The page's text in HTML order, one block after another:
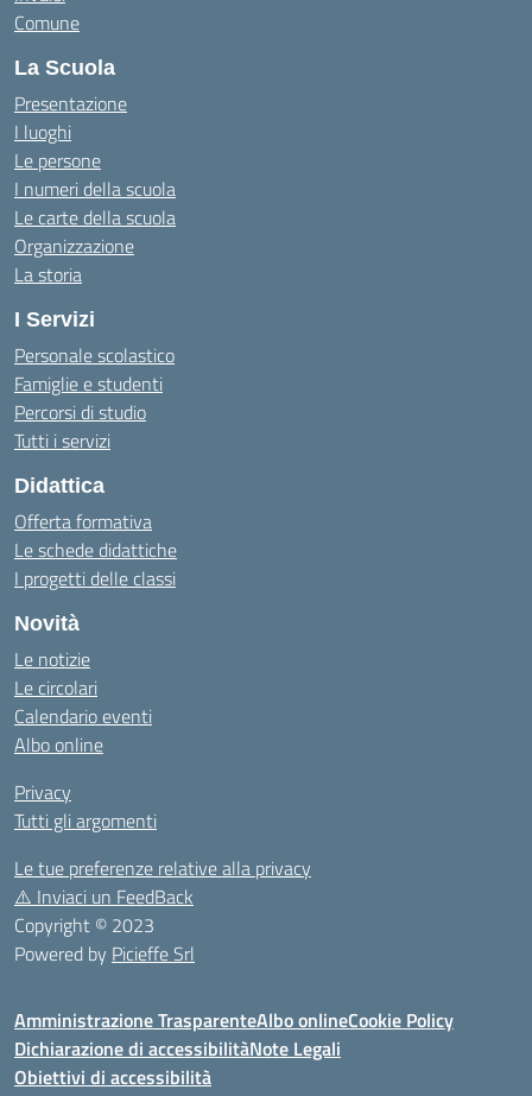
Comune
La Scuola
Presentazione
I luoghi
Le persone
I numeri della scuola
Le carte della scuola
Organizzazione
La storia
I Servizi
Personale scolastico
Famiglie e studenti
Percorsi di studio
Tutti i servizi
Didattica
Offerta formativa
Le schede didattiche
I progetti delle classi
Novità
Le notizie
Le circolari
Calendario eventi
Albo online
Privacy
Tutti gli argomenti
Le tue preferenze relative alla privacy
⚠️ Inviaci un FeedBack
Copyright © 2023
Powered by Picieffe Srl
Amministrazione TrasparenteAlbo onlineCookie Policy
Dichiarazione di accessibilitàNote Legali
Obiettivi di accessibilità